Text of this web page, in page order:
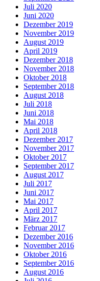
Juli 2020
Juni 2020
Dezember 2019
November 2019
August 2019
April 2019
Dezember 2018
November 2018
Oktober 2018
September 2018
August 2018
Juli 2018
Juni 2018
Mai 2018
April 2018
Dezember 2017
November 2017
Oktober 2017
September 2017
August 2017
Juli 2017
Juni 2017
Mai 2017
April 2017
März 2017
Februar 2017
Dezember 2016
November 2016
Oktober 2016
September 2016
August 2016